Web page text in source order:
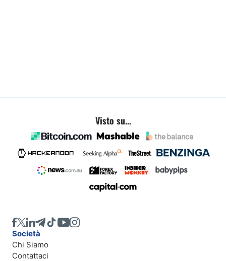
Visto su...
Società
Chi Siamo
Contattaci